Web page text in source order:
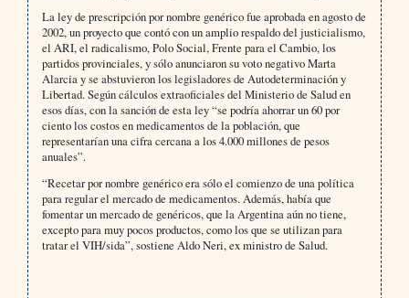
La ley de prescripción por nombre genérico fue aprobada en agosto de
2002, un proyecto que contó con un amplio respaldo del justicialismo,
el ARI, el radicalismo, Polo Social, Frente para el Cambio, los
partidos provinciales, y sólo anunciaron su voto negativo Marta
Alarcia y se abstuvieron los legisladores de Autodeterminación y
Libertad. Según cálculos extraoficiales del Ministerio de Salud en
esos días, con la sanción de esta ley “se podría ahorrar un 60 por
ciento los costos en medicamentos de la población, que
representarían una cifra cercana a los 4.000 millones de pesos
anuales”.
“Recetar por nombre genérico era sólo el comienzo de una política
para regular el mercado de medicamentos. Además, había que
fomentar un mercado de genéricos, que la Argentina aún no tiene,
excepto para muy pocos productos, como los que se utilizan para
tratar el VIH/sida”, sostiene Aldo Neri, ex ministro de Salud.